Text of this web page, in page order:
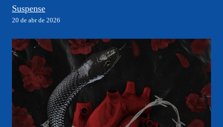
Suspense
20 de abr de 2026